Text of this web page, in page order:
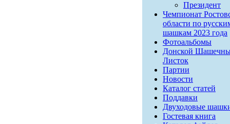
Президент
Чемпионат
области по
шашкам 2023 года
Фотоальбомы
Донской
Листок
Партии
Новости
Каталог статей
Поддавки
Двуходовые
Гостевая книга